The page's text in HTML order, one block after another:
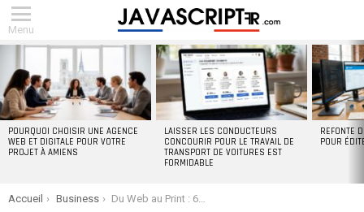
Menu
POURQUOI CHOISIR UNE AGENCE
WEB ET DIGITALE POUR VOTRE
PROJET À AMIENS
LAISSER LES CONDUCTEURS
CONCOURIR POUR LE TRAVAIL DE
TRANSPORT DE VOITURES EST
FORMIDABLE
REFONTE
POUR
You are here:
Accueil Business Du Web au Print : 6 tendances visuelles inspirées du digital pour 2025